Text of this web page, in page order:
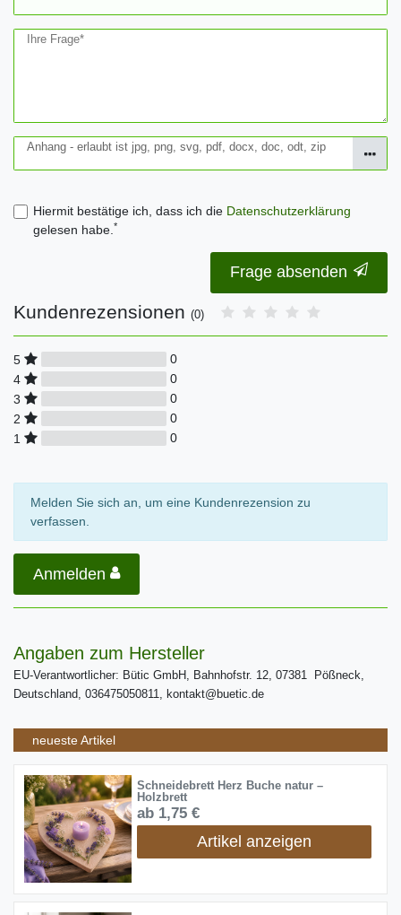
Ihre Frage*
Anhang - erlaubt ist jpg, png, svg, pdf, docx, doc, odt, zip
Hiermit bestätige ich, dass ich die Daten­schutz­erklärung
gelesen habe. *
Frage absenden
Kundenrezensionen (0)
5
0
4
0
3
0
2
0
1
0
Melden Sie sich an, um eine Kundenrezension zu
verfassen.
Anmelden
Angaben zum Hersteller
EU-Verantwortlicher: Bütic GmbH, Bahnhofstr. 12, 07381 Pößneck,
Deutschland, 036475050811, kontakt@buetic.de
neueste Artikel
Schneidebrett Herz Buche natur –
Holzbrett
ab 1,75 €
Artikel anzeigen